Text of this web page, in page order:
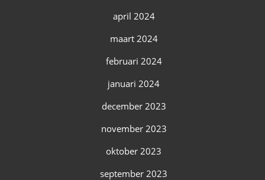
april 2024
maart 2024
februari 2024
januari 2024
december 2023
november 2023
oktober 2023
september 2023